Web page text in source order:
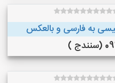
به فارسی و بالعکس
)